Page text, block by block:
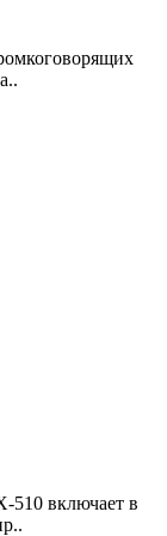
510 включает в